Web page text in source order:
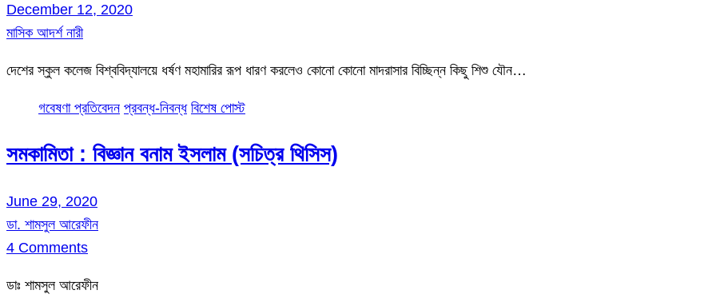
December 12, 2020
মাসিক আদর্শ নারী
দেশের স্কুল কলেজ বিশ্ববিদ্যালয়ে ধর্ষণ মহামারির রূপ ধারণ করলেও কোনো কোনো মাদরাসার বিচ্ছিন্ন কিছু শিশু যৌন…
গবেষণা প্রতিবেদন প্রবন্ধ-নিবন্ধ বিশেষ পোস্ট
সমকামিতা : বিজ্ঞান বনাম ইসলাম (সচিত্র থিসিস)
June 29, 2020
ডা. শামসুল আরেফীন
4 Comments
ডাঃ শামসুল আরেফীন